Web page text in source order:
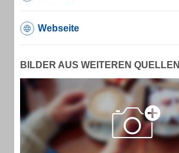
Webseite
BILDER AUS WEITEREN QUELLEN